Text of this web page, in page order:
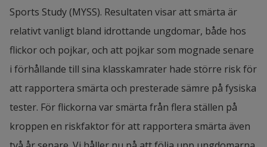
Sports Study (MYSS). Resultaten visar att smärta är
relativt vanligt bland idrottande ungdomar, både hos
flickor och pojkar, och att pojkar som mognade senare
i förhållande till sina klasskamrater hade större risk för
att rapportera smärta och presterade sämre på fysiska
tester. För flickorna var smärta från flera ställen på
kroppen en riskfaktor för att rapportera smärta även